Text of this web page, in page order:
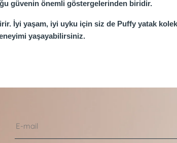
güvenin önemli göstergelerinden biridir.
İyi yaşam, iyi uyku için siz de Puffy yatak
yaşayabilirsiniz.